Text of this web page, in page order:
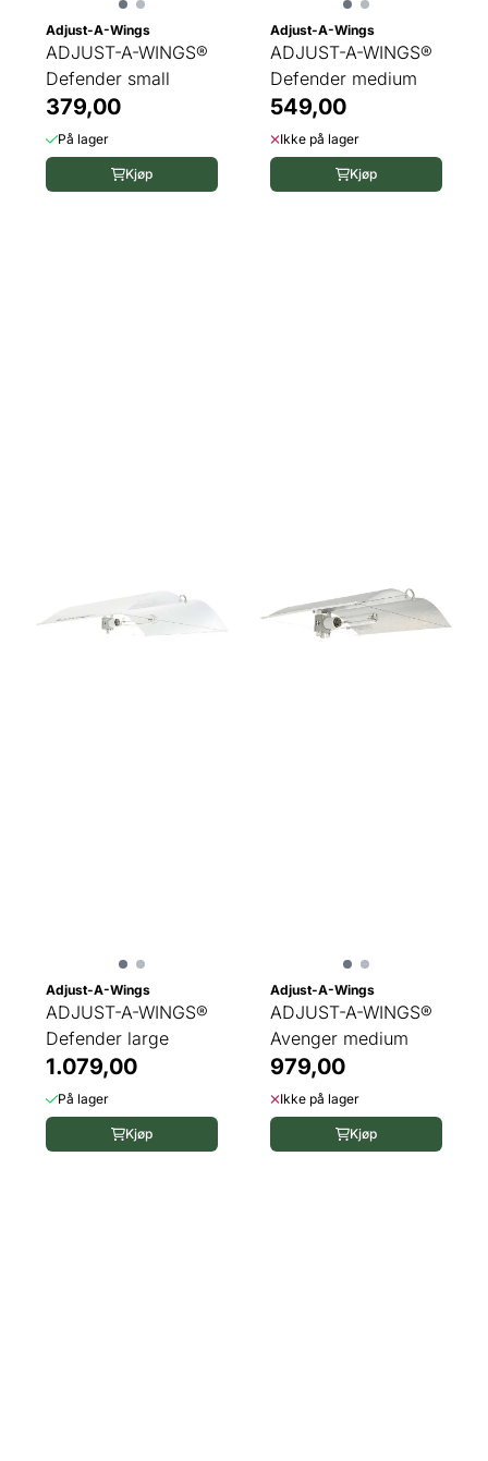
Adjust-A-Wings
ADJUST-A-WINGS®
Defender small
379,00
På lager
Kjøp
Adjust-A-Wings
ADJUST-A-WINGS®
Defender medium
549,00
Ikke på lager
Kjøp
Adjust-A-Wings
ADJUST-A-WINGS®
Defender large
1.079,00
På lager
Kjøp
Adjust-A-Wings
ADJUST-A-WINGS®
Avenger medium
979,00
Ikke på lager
Kjøp